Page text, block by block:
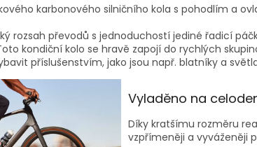
karbonového silničního kola s pohodlím a
rozsah převodů s jednoduchostí jediné řadicí
kondiční kolo se hravě zapojí do rychlých
příslušenstvím, jako jsou např. blatníky a
Vyladěno na
Díky kratšímu rozměru
vzpřímeněji a vyváženěji